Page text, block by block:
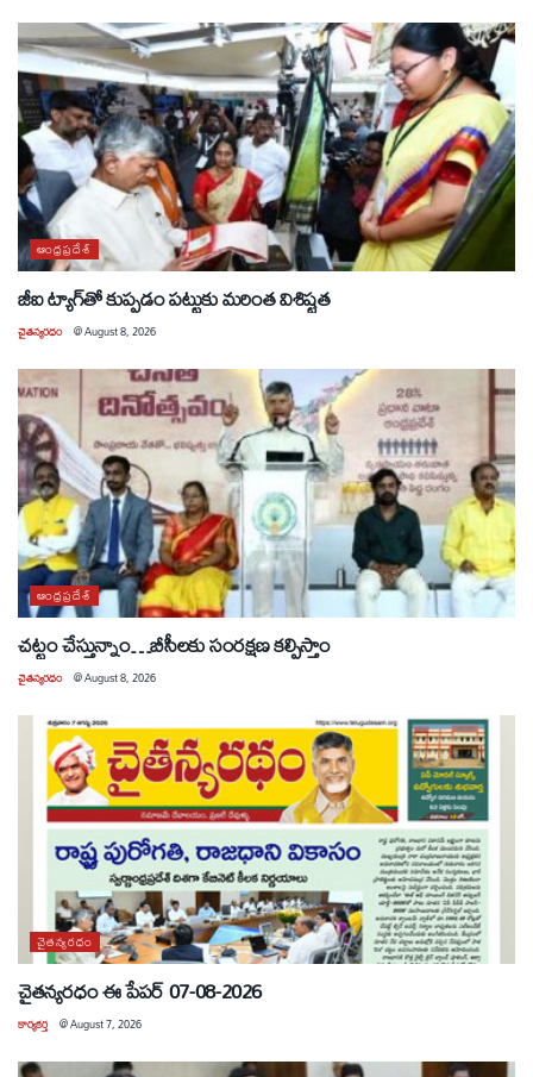
ఆంధ్రప్రదేశ్
జీఐ ట్యాగ్‌తో కుప్పడం పట్టుకు మరింత విశిష్టత
చైతన్యరధం @August 8, 2026
ఆంధ్రప్రదేశ్
చట్టం చేస్తున్నాం…బీసీలకు సంరక్షణ కల్పిస్తాం
చైతన్యరధం @August 8, 2026
చైతన్యరధం
చైతన్యరధం ఈ పేపర్ 07-08-2026
కార్యకర్త @August 7, 2026